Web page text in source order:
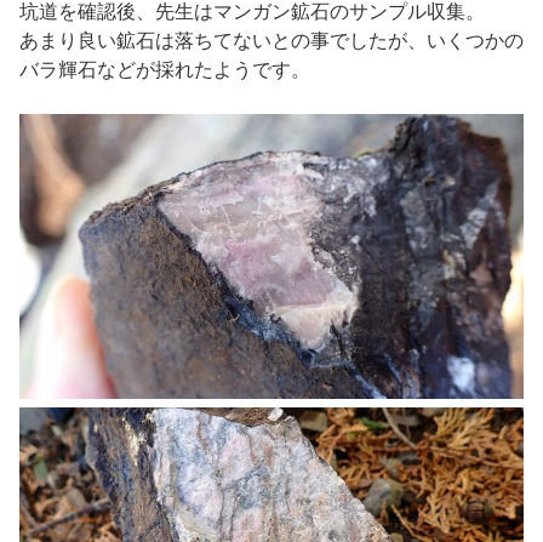
坑道を確認後、先生はマンガン鉱石のサンプル収集。
あまり良い鉱石は落ちてないとの事でしたが、いくつかの
バラ輝石などが採れたようです。